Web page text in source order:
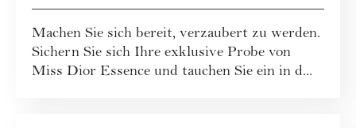
Machen Sie sich bereit, verzaubert zu werden.
Sichern Sie sich Ihre exklusive Probe von
Miss Dior Essence und tauchen Sie ein in d...